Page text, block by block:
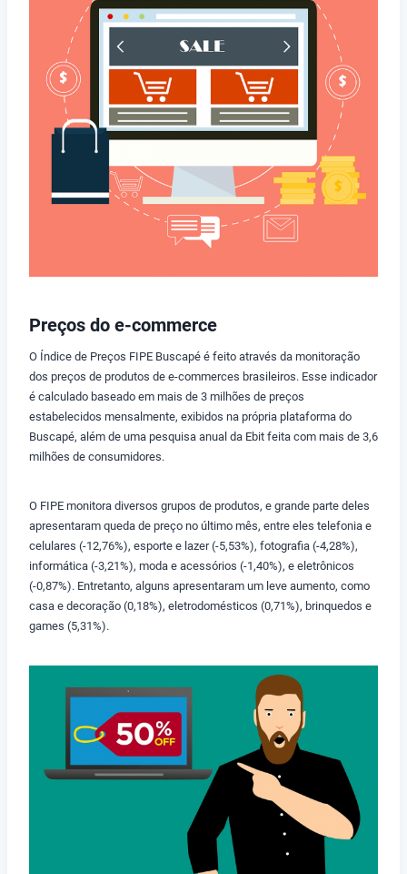
Preços do e-commerce
O Índice de Preços FIPE Buscapé é feito através da monitoração
dos preços de produtos de e-commerces brasileiros. Esse indicador
é calculado baseado em mais de 3 milhões de preços
estabelecidos mensalmente, exibidos na própria plataforma do
Buscapé, além de uma pesquisa anual da Ebit feita com mais de 3,6
milhões de consumidores.
O FIPE monitora diversos grupos de produtos, e grande parte deles
apresentaram queda de preço no último mês, entre eles telefonia e
celulares (-12,76%), esporte e lazer (-5,53%), fotografia (-4,28%),
informática (-3,21%), moda e acessórios (-1,40%), e eletrônicos
(-0,87%). Entretanto, alguns apresentaram um leve aumento, como
casa e decoração (0,18%), eletrodomésticos (0,71%), brinquedos e
games (5,31%).